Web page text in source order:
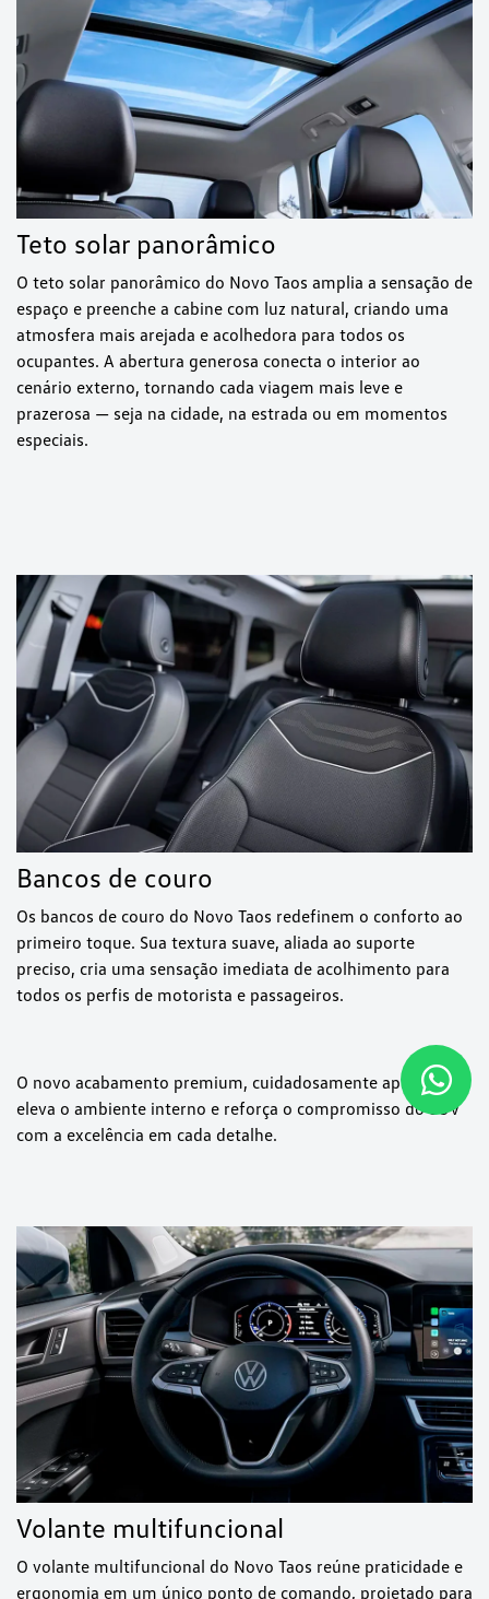
Teto solar panorâmico
O teto solar panorâmico do Novo Taos amplia a sensação de
espaço e preenche a cabine com luz natural, criando uma
atmosfera mais arejada e acolhedora para todos os
ocupantes. A abertura generosa conecta o interior ao
cenário externo, tornando cada viagem mais leve e
prazerosa — seja na cidade, na estrada ou em momentos
especiais.
Bancos de couro
Os bancos de couro do Novo Taos redefinem o conforto ao
primeiro toque. Sua textura suave, aliada ao suporte
preciso, cria uma sensação imediata de acolhimento para
todos os perfis de motorista e passageiros.
O novo acabamento premium, cuidadosamente aplicado,
eleva o ambiente interno e reforça o compromisso do SUV
com a excelência em cada detalhe.
Volante multifuncional
O volante multifuncional do Novo Taos reúne praticidade e
ergonomia em um único ponto de comando, projetado para